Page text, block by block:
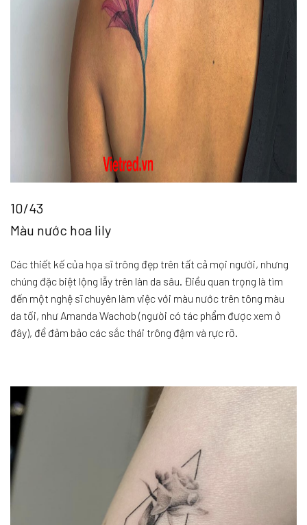
10/43
Màu nước hoa lily
Các thiết kế của họa sĩ trông đẹp trên tất cả mọi người, nhưng
chúng đặc biệt lộng lẫy trên làn da sâu. Điều quan trọng là tìm
đến một nghệ sĩ chuyên làm việc với màu nước trên tông màu
da tối, như Amanda Wachob (người có tác phẩm được xem ở
đây), để đảm bảo các sắc thái trông đậm và rực rỡ.